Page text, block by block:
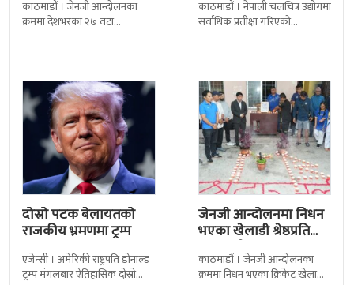
काठमाडौं । जेनजी आन्दोलनका
क्रममा देशभरका २७ वटा
पुत्रको भावनात्मक…
काठमाडौं । नेपाली चलचित्र उद्योगमा
सर्वाधिक प्रतीक्षा गरिएको
दोस्रो पटक बेलायतको
राजकीय भ्रमणमा ट्रम्प
एजेन्सी । अमेरिकी राष्ट्रपति डोनाल्ड
ट्रम्प मंगलबार ऐतिहासिक दोस्रो
जेनजी आन्दोलनमा निधन
भएका खेलाडी श्रेष्ठप्रति
श्रद्धाञ्जली
काठमाडौं । जेनजी आन्दोलनका
क्रममा निधन भएका क्रिकेट खेलाडी